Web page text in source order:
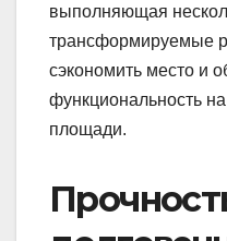
выполняющая
трансформируемые
сэкономить место и
функциональность
площади.